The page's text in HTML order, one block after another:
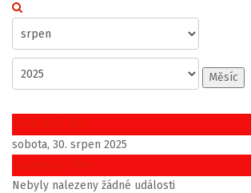
Měsíc
Předchozí den
sobota, 30. srpen 2025
Následující den
Nebyly nalezeny žádné události